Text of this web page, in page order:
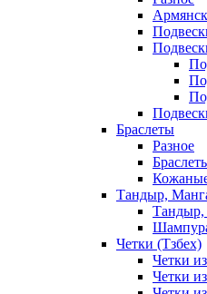
Браслеты
Разное
Тандыр,
Тандыр,
Четки (Тзбех)
Четки
Четки